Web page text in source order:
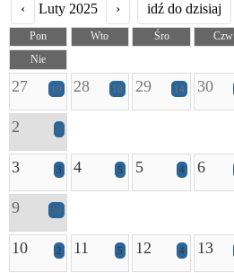
‹
Luty 2025 › idź do dzisiaj
Pon Wto Śro Czw
Nie
27 10 28 10 29 14 30
2 5
3 3 4 5 5 4 6
9 10
10 2 11 5 12 4 13